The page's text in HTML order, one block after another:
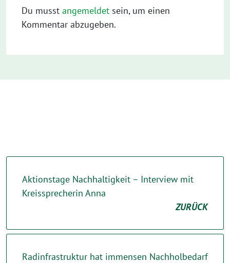
Du musst angemeldet sein, um einen
Kommentar abzugeben.
Aktionstage Nachhaltigkeit – Interview mit
Kreissprecherin Anna
ZURÜCK
Radinfrastruktur hat immensen Nachholbedarf